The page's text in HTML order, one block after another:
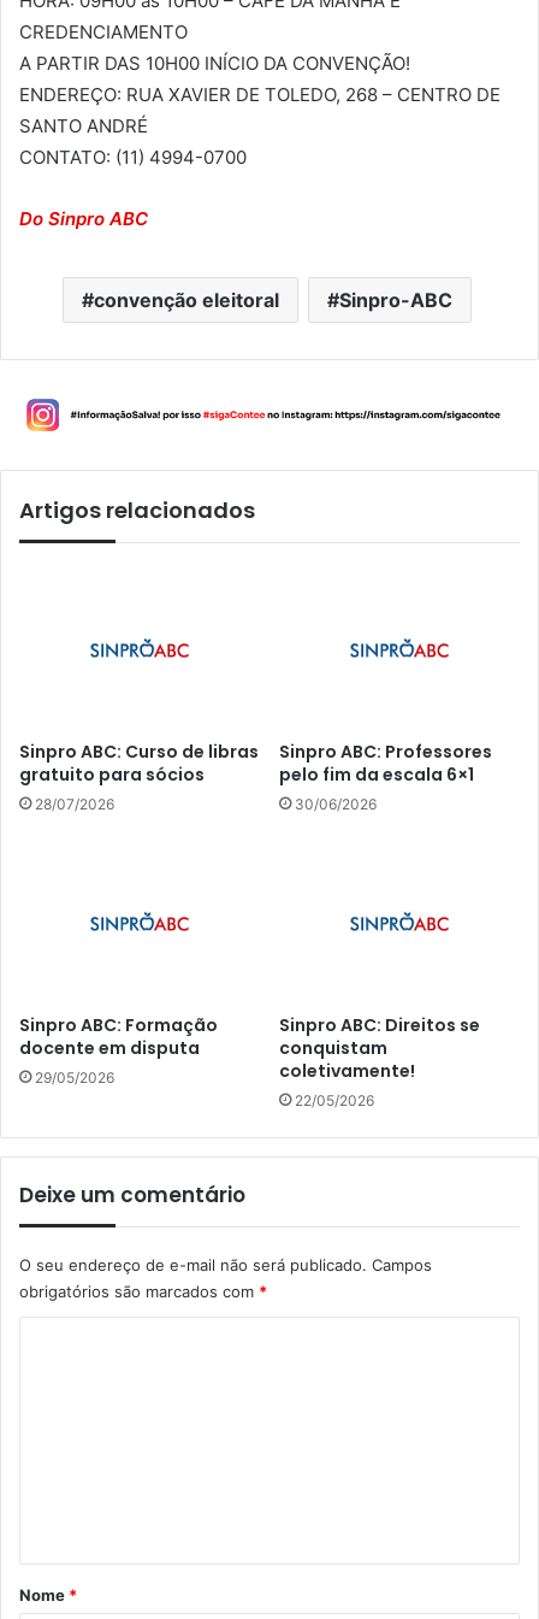
CREDENCIAMENTO
A PARTIR DAS 10H00 INÍCIO DA CONVENÇÃO!
ENDEREÇO: RUA XAVIER DE TOLEDO, 268 – CENTRO DE
SANTO ANDRÉ
CONTATO: (11) 4994-0700
Do Sinpro ABC
convenção eleitoral Sinpro-ABC
Artigos relacionados
Sinpro ABC: Curso de libras
gratuito para sócios
28/07/2026
Sinpro ABC: Professores
pelo fim da escala 6×1
30/06/2026
Sinpro ABC: Formação
docente em disputa
29/05/2026
Sinpro ABC: Direitos se
conquistam
coletivamente!
22/05/2026
Deixe um comentário
O seu endereço de e-mail não será publicado. Campos
obrigatórios são marcados com *
r
Nome *